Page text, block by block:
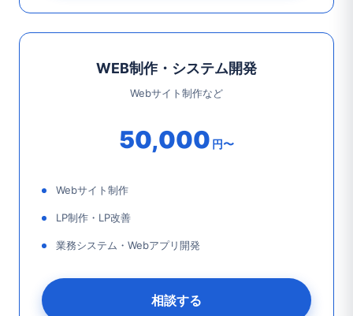
WEB制作・システム開発
Webサイト制作など
50,000 円〜
Webサイト制作
LP制作・LP改善
業務システム・Webアプリ開発
相談する